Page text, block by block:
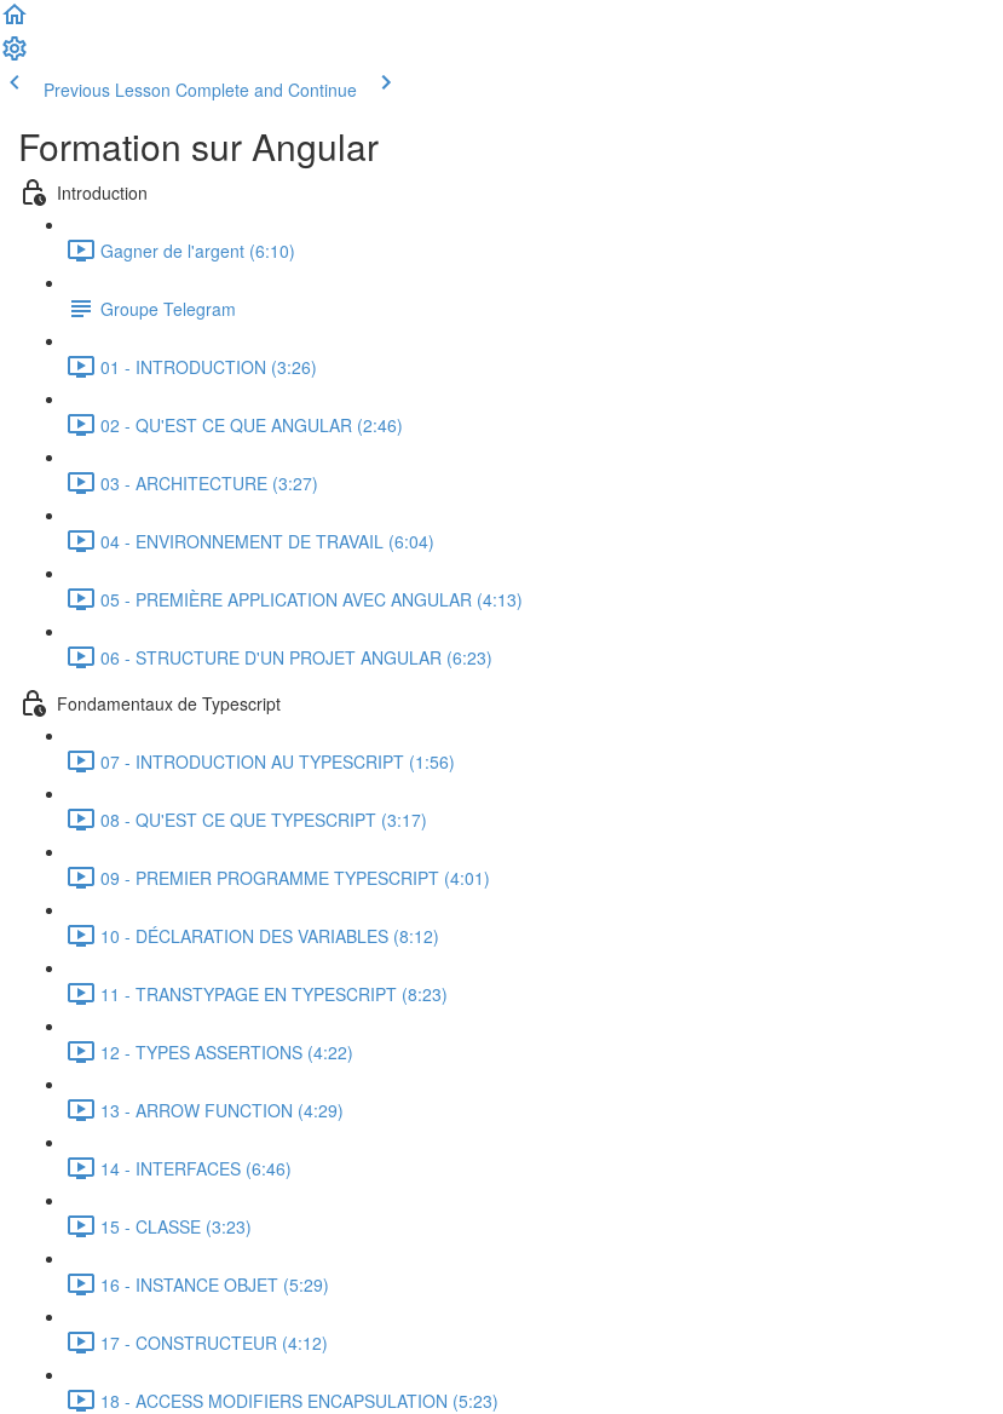
Previous Lesson Complete and Continue
Formation sur Angular
Introduction
Gagner de l'argent (6:10)
Groupe Telegram
01 - INTRODUCTION (3:26)
02 - QU'EST CE QUE ANGULAR (2:46)
03 - ARCHITECTURE (3:27)
04 - ENVIRONNEMENT DE TRAVAIL (6:04)
05 - PREMIÈRE APPLICATION AVEC ANGULAR (4:13)
06 - STRUCTURE D'UN PROJET ANGULAR (6:23)
Fondamentaux de Typescript
07 - INTRODUCTION AU TYPESCRIPT (1:56)
08 - QU'EST CE QUE TYPESCRIPT (3:17)
09 - PREMIER PROGRAMME TYPESCRIPT (4:01)
10 - DÉCLARATION DES VARIABLES (8:12)
11 - TRANSTYPAGE EN TYPESCRIPT (8:23)
12 - TYPES ASSERTIONS (4:22)
13 - ARROW FUNCTION (4:29)
14 - INTERFACES (6:46)
15 - CLASSE (3:23)
16 - INSTANCE OBJET (5:29)
17 - CONSTRUCTEUR (4:12)
18 - ACCESS MODIFIERS ENCAPSULATION (5:23)